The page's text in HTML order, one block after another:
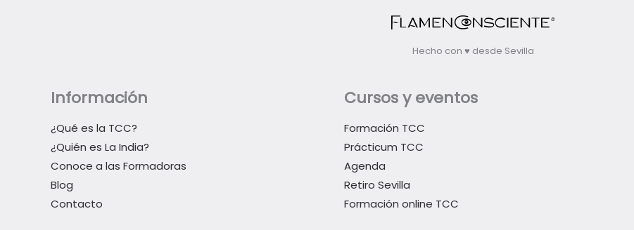
Hecho con ♥ desde Sevilla
Información
¿Qué es la TCC?
¿Quién es La India?
Conoce a las Formadoras
Blog
Contacto
Cursos y eventos
Formación TCC
Prácticum TCC
Agenda
Retiro Sevilla
Formación online TCC